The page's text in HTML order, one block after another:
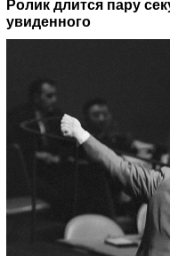
Ролик длится пару
увиденного